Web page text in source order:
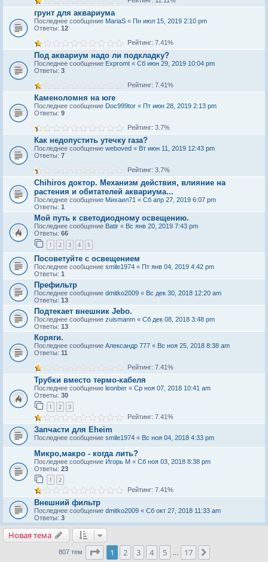
грунт для аквариума
Последнее сообщение MariaS « Пн июл 15, 2019 2:10 pm
Ответы: 12
Рейтинг: 7.41%
Под аквариум надо ли подкладку?
Последнее сообщение Expromt « Сб июн 29, 2019 10:04 pm
Ответы: 3
Рейтинг: 7.41%
Каменоломня на юге
Последнее сообщение Doc999tor « Пт июн 28, 2019 2:13 pm
Ответы: 9
Рейтинг: 3.7%
Как недопустить утечку газа?
Последнее сообщение weboved « Вт июн 11, 2019 12:43 pm
Ответы: 7
Рейтинг: 3.7%
Chihiros доктор. Механизм действия, влияние на
растения и обитателей аквариума...
Последнее сообщение Михаил71 « Сб апр 27, 2019 6:07 pm
Ответы: 1
Мой путь к светодиодному освещению.
Последнее сообщение Batir « Вс янв 20, 2019 7:43 pm
Ответы: 66
1 2 3 4 5
Посоветуйте с освещением
Последнее сообщение smile1974 « Пт янв 04, 2019 4:42 pm
Ответы: 1
Префильтр
Последнее сообщение dmitko2009 « Вс дек 30, 2018 12:20 am
Ответы: 13
Подтекает внешник Jebo.
Последнее сообщение zuismanm « Сб дек 08, 2018 3:48 pm
Ответы: 13
Коряги.
Последнее сообщение Александр 777 « Вс ноя 25, 2018 8:38 am
Ответы: 11
Рейтинг: 7.41%
Трубки вместо термо-кабеля
Последнее сообщение leonber « Ср ноя 07, 2018 10:41 am
Ответы: 30
1 2 3
Рейтинг: 7.41%
Запчасти для Eheim
Последнее сообщение smile1974 « Вс ноя 04, 2018 4:33 pm
Микро,макро - когда лить?
Последнее сообщение Игорь М « Сб ноя 03, 2018 8:38 pm
Ответы: 23
1 2
Рейтинг: 7.41%
Внешний фильтр
Последнее сообщение dmitko2009 « Сб окт 27, 2018 11:33 am
Ответы: 3
Новая тема
807 тем Страница1 из
1 2 3 4 5 … 17